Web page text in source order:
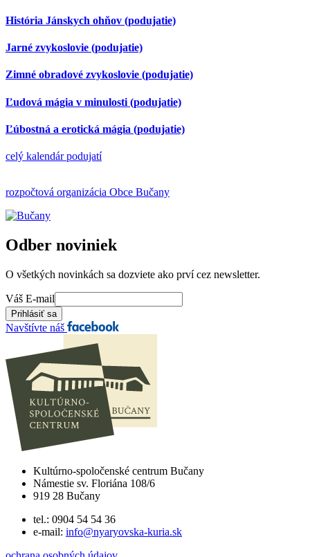
História Jánskych ohňov (podujatie)
Jarné zvykoslovie (podujatie)
Zimné obradové zvykoslovie (podujatie)
Ľudová mágia v minulosti (podujatie)
Ľúbostná a erotická mágia (podujatie)
celý kalendár podujatí
rozpočtová organizácia Obce Bučany
Odber noviniek
O všetkých novinkách sa dozviete ako prví cez newsletter.
Váš E-mail
Navštívte náš
Kultúrno-spoločenské centrum Bučany
Námestie sv. Floriána 108/6
919 28 Bučany
tel.: 0904 54 54 36
e-mail: info@nyaryovska-kuria.sk